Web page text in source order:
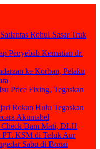
Rohul Sasar Truk
Penyebab Kematian dr.
ke Korban, Pelaku
Price Fixing, Tegaskan
Rokan Hulu Tegaskan
Akuntabel
Dam Mati, DLH
KSM di Teluk Aur
Sabu di Bonai